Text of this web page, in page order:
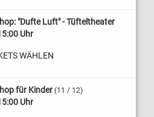
"Dufte Luft" - Tüfteltheater
Uhr
WÄHLEN
für Kinder (11 / 12)
Uhr